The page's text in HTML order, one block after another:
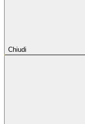
Chiudi